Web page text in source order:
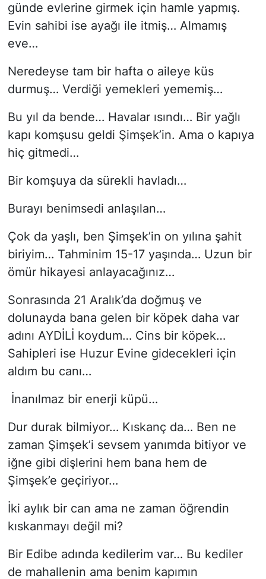
günde evlerine girmek için hamle yapmış.
Evin sahibi ise ayağı ile itmiş… Almamış
eve…
Neredeyse tam bir hafta o aileye küs
durmuş… Verdiği yemekleri yememiş…
Bu yıl da bende… Havalar ısındı… Bir yağlı
kapı komşusu geldi Şimşek’in. Ama o kapıya
hiç gitmedi…
Bir komşuya da sürekli havladı…
Burayı benimsedi anlaşılan…
Çok da yaşlı, ben Şimşek’in on yılına şahit
biriyim… Tahminim 15-17 yaşında… Uzun bir
ömür hikayesi anlayacağınız…
Sonrasında 21 Aralık’da doğmuş ve
dolunayda bana gelen bir köpek daha var
adını AYDİLİ koydum… Cins bir köpek…
Sahipleri ise Huzur Evine gidecekleri için
aldım bu canı…
İnanılmaz bir enerji küpü…
Dur durak bilmiyor… Kıskanç da… Ben ne
zaman Şimşek’i sevsem yanımda bitiyor ve
iğne gibi dişlerini hem bana hem de
Şimşek’e geçiriyor…
İki aylık bir can ama ne zaman öğrendin
kıskanmayı değil mi?
Bir Edibe adında kedilerim var… Bu kediler
de mahallenin ama benim kapımın